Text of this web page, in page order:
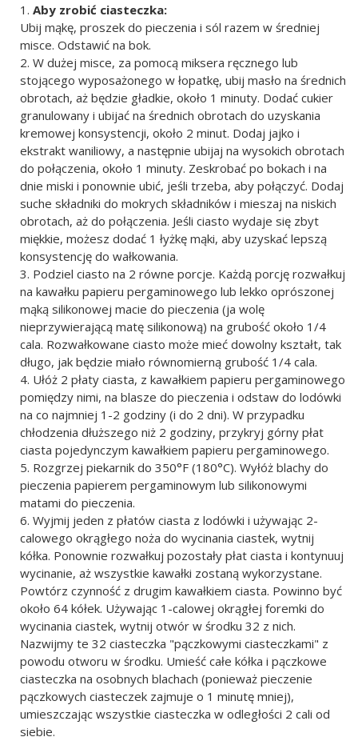
Aby zrobić ciasteczka:
Ubij mąkę, proszek do pieczenia i sól razem w średniej
misce. Odstawić na bok.
W dużej misce, za pomocą miksera ręcznego lub
stojącego wyposażonego w łopatkę, ubij masło na średnich
obrotach, aż będzie gładkie, około 1 minuty. Dodać cukier
granulowany i ubijać na średnich obrotach do uzyskania
kremowej konsystencji, około 2 minut. Dodaj jajko i
ekstrakt waniliowy, a następnie ubijaj na wysokich obrotach
do połączenia, około 1 minuty. Zeskrobać po bokach i na
dnie miski i ponownie ubić, jeśli trzeba, aby połączyć. Dodaj
suche składniki do mokrych składników i mieszaj na niskich
obrotach, aż do połączenia. Jeśli ciasto wydaje się zbyt
miękkie, możesz dodać 1 łyżkę mąki, aby uzyskać lepszą
konsystencję do wałkowania.
Podziel ciasto na 2 równe porcje. Każdą porcję rozwałkuj
na kawałku papieru pergaminowego lub lekko oprószonej
mąką silikonowej macie do pieczenia (ja wolę
nieprzywierającą matę silikonową) na grubość około 1/4
cala. Rozwałkowane ciasto może mieć dowolny kształt, tak
długo, jak będzie miało równomierną grubość 1/4 cala.
Ułóż 2 płaty ciasta, z kawałkiem papieru pergaminowego
pomiędzy nimi, na blasze do pieczenia i odstaw do lodówki
na co najmniej 1-2 godziny (i do 2 dni). W przypadku
chłodzenia dłuższego niż 2 godziny, przykryj górny płat
ciasta pojedynczym kawałkiem papieru pergaminowego.
Rozgrzej piekarnik do 350°F (180°C). Wyłóż blachy do
pieczenia papierem pergaminowym lub silikonowymi
matami do pieczenia.
Wyjmij jeden z płatów ciasta z lodówki i używając 2-
calowego okrągłego noża do wycinania ciastek, wytnij
kółka. Ponownie rozwałkuj pozostały płat ciasta i kontynuuj
wycinanie, aż wszystkie kawałki zostaną wykorzystane.
Powtórz czynność z drugim kawałkiem ciasta. Powinno być
około 64 kółek. Używając 1-calowej okrągłej foremki do
wycinania ciastek, wytnij otwór w środku 32 z nich.
Nazwijmy te 32 ciasteczka "pączkowymi ciasteczkami" z
powodu otworu w środku. Umieść całe kółka i pączkowe
ciasteczka na osobnych blachach (ponieważ pieczenie
pączkowych ciasteczek zajmuje o 1 minutę mniej),
umieszczając wszystkie ciasteczka w odległości 2 cali od
siebie.